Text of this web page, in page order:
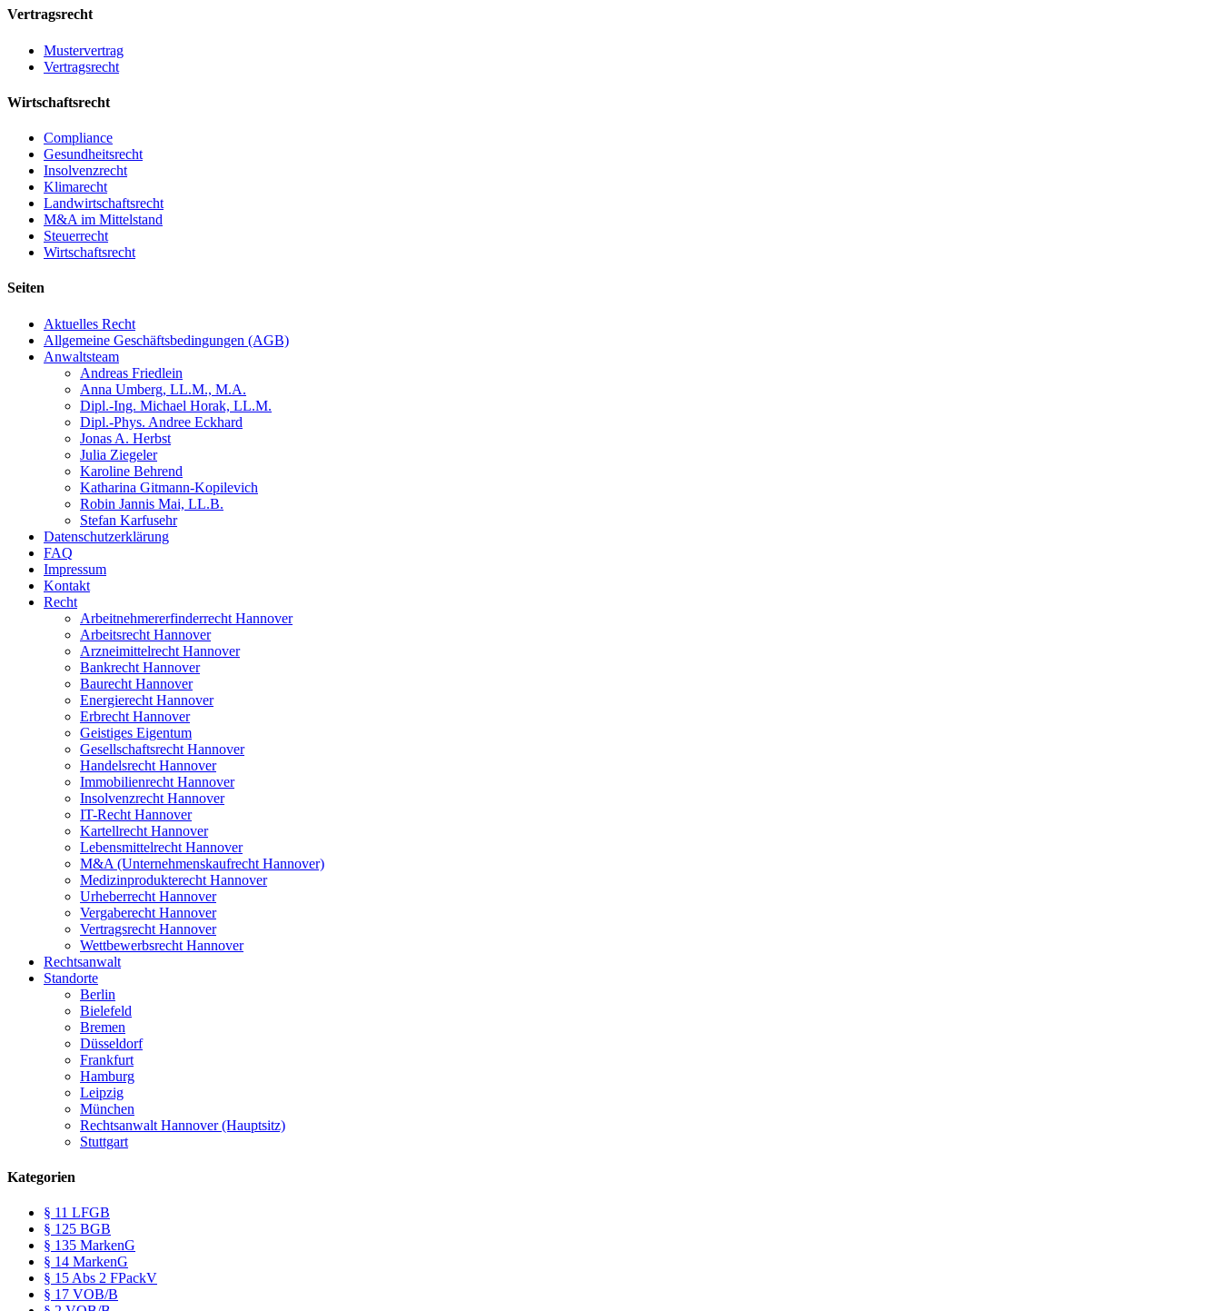
Vertragsrecht
Mustervertrag
Vertragsrecht
Wirtschaftsrecht
Compliance
Gesundheitsrecht
Insolvenzrecht
Klimarecht
Landwirtschaftsrecht
M&A im Mittelstand
Steuerrecht
Wirtschaftsrecht
Seiten
Aktuelles Recht
Allgemeine Geschäftsbedingungen (AGB)
Anwaltsteam
Andreas Friedlein
Anna Umberg, LL.M., M.A.
Dipl.-Ing. Michael Horak, LL.M.
Dipl.-Phys. Andree Eckhard
Jonas A. Herbst
Julia Ziegeler
Karoline Behrend
Katharina Gitmann-Kopilevich
Robin Jannis Mai, LL.B.
Stefan Karfusehr
Datenschutzerklärung
FAQ
Impressum
Kontakt
Recht
Arbeitnehmererfinderrecht Hannover
Arbeitsrecht Hannover
Arzneimittelrecht Hannover
Bankrecht Hannover
Baurecht Hannover
Energierecht Hannover
Erbrecht Hannover
Geistiges Eigentum
Gesellschaftsrecht Hannover
Handelsrecht Hannover
Immobilienrecht Hannover
Insolvenzrecht Hannover
IT-Recht Hannover
Kartellrecht Hannover
Lebensmittelrecht Hannover
M&A (Unternehmenskaufrecht Hannover)
Medizinprodukterecht Hannover
Urheberrecht Hannover
Vergaberecht Hannover
Vertragsrecht Hannover
Wettbewerbsrecht Hannover
Rechtsanwalt
Standorte
Berlin
Bielefeld
Bremen
Düsseldorf
Frankfurt
Hamburg
Leipzig
München
Rechtsanwalt Hannover (Hauptsitz)
Stuttgart
Kategorien
§ 11 LFGB
§ 125 BGB
§ 135 MarkenG
§ 14 MarkenG
§ 15 Abs 2 FPackV
§ 17 VOB/B